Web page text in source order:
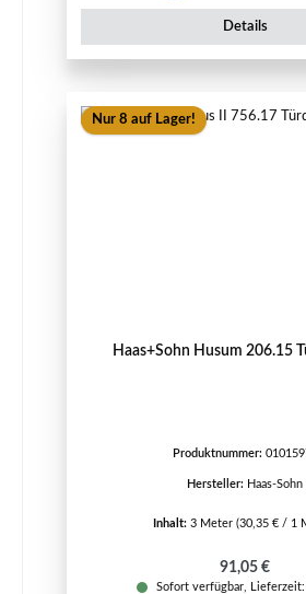
Details
Nur 8 auf Lager!
Haas+Sohn Husum 206.15
Produktnummer:
Hersteller: Haas-Sohn
Inhalt: 3 Meter (30,35 € / 1
Regulärer
91,05 €
Sofort verfügbar, Lieferzeit: